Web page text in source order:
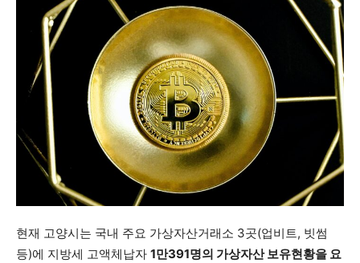
현재 고양시는 국내 주요 가상자산거래소 3곳(업비트, 빗썸
등)에 지방세 고액체납자 1만391명의 가상자산 보유현황을 요